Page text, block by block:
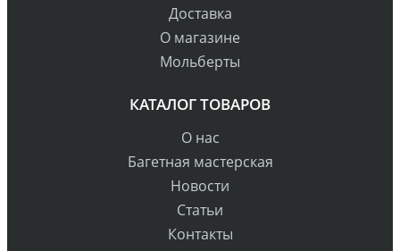
Доставка
О магазине
Мольберты
КАТАЛОГ ТОВАРОВ
О нас
Багетная мастерская
Новости
Статьи
Контакты